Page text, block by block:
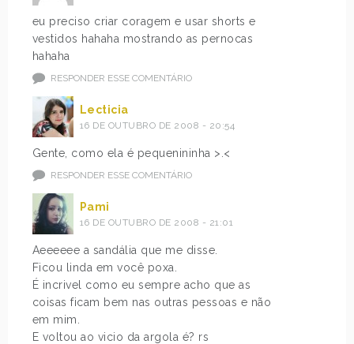
eu preciso criar coragem e usar shorts e
vestidos hahaha mostrando as pernocas
hahaha
RESPONDER ESSE COMENTÁRIO
Lecticia
16 DE OUTUBRO DE 2008 - 20:54
Gente, como ela é pequenininha >.<
RESPONDER ESSE COMENTÁRIO
Pami
16 DE OUTUBRO DE 2008 - 21:01
Aeeeeee a sandália que me disse.
Ficou linda em você poxa.
É incrivel como eu sempre acho que as
coisas ficam bem nas outras pessoas e não
em mim.
E voltou ao vicio da argola é? rs